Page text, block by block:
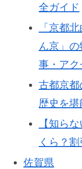
全ガイド
「京都
ん京」
事・アク
古都京都
歴史を堪
【知ら
くら？
佐賀県